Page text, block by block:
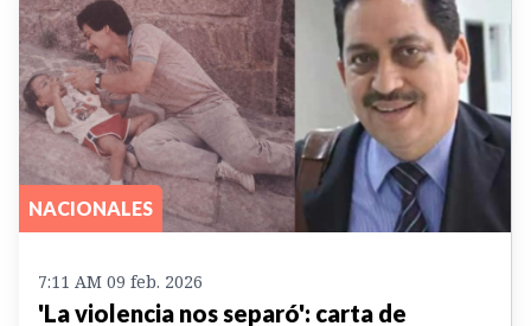
NACIONALES
7:11 AM 09 feb. 2026
'La violencia nos separó': carta de